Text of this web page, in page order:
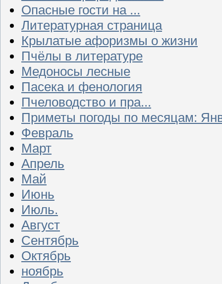
Опасные гости на ...
Литературная страница
Крылатые афоризмы о жизни
Пчёлы в литературе
Медоносы лесные
Пасека и фенология
Пчеловодство и пра...
Приметы погоды по месяцам:
Февраль
Март
Апрель
Май
Июнь
Июль.
Август
Сентябрь
Октябрь
ноябрь